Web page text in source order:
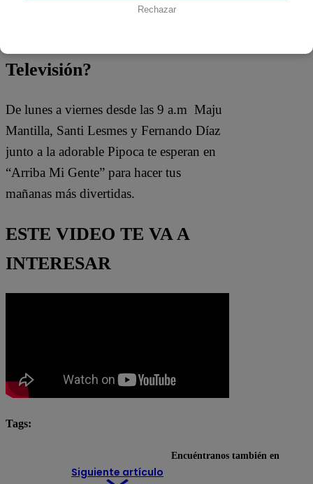
¿A qué hora ver “Arriba mi
Televisión?
De lunes a viernes desde las 9 a.m Maju
Mantilla, Santi Lesmes y Fernando Díaz
junto a la adorable Pipoca te esperan en
“Arriba Mi Gente” para hacer tus
mañanas más divertidas.
ESTE VIDEO TE VA A
INTERESAR
Tags:
Siguiente artículo
Rechazar
Encuéntranos también en